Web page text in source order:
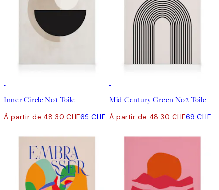
Inner Circle No1 Toile
À partir de 48.30 CHF69 CHF
Mid Century Green No2 Toile
À partir de 48.30 CHF69 CHF